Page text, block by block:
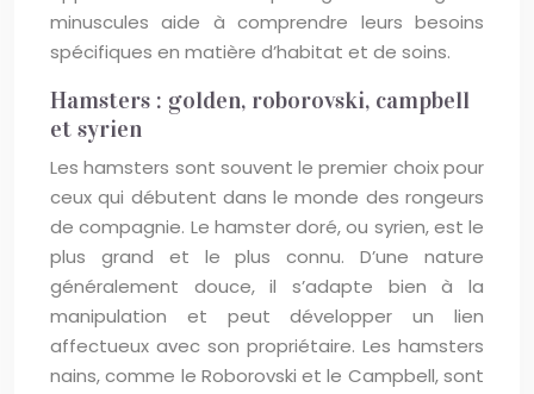
minuscules aide à comprendre leurs besoins
spécifiques en matière d’habitat et de soins.
Hamsters : golden, roborovski, campbell
et syrien
Les hamsters sont souvent le premier choix pour
ceux qui débutent dans le monde des rongeurs
de compagnie. Le hamster doré, ou syrien, est le
plus grand et le plus connu. D’une nature
généralement douce, il s’adapte bien à la
manipulation et peut développer un lien
affectueux avec son propriétaire. Les hamsters
nains, comme le Roborovski et le Campbell, sont